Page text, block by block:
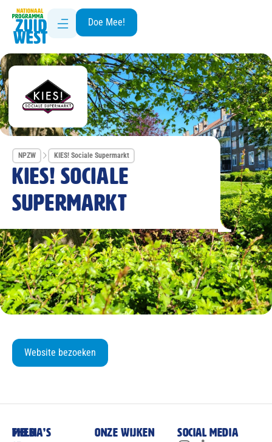
Doe Mee!
NPZW KIES! Sociale Supermarkt
KIES! Sociale
Supermarkt
Website bezoeken
Meld
Thema’s Onze wijken Social media